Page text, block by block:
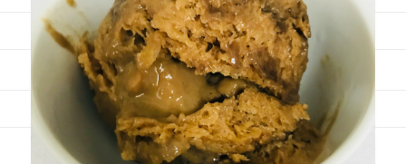
Viandes
Pratique
Mesures conversions
Lexique des différents termes de cuisine